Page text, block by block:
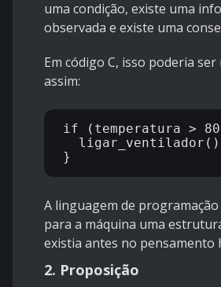
uma condição, existe uma
observada e existe uma
Em código C, isso poderia
assim:
if (temperatura >
A linguagem de
para a máquina uma
existia antes no pensamento
2. Proposição